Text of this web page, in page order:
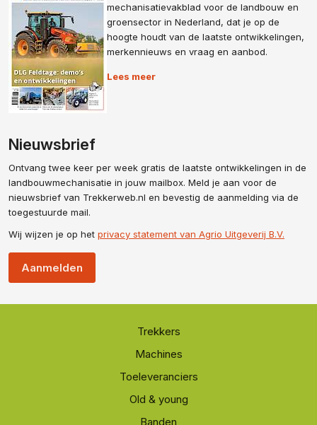
mechanisatievakblad voor de landbouw en
groensector in Nederland, dat je op de
hoogte houdt van de laatste ontwikkelingen,
merkennieuws en vraag en aanbod.
Lees meer
Nieuwsbrief
Ontvang twee keer per week gratis de laatste ontwikkelingen in de
landbouwmechanisatie in jouw mailbox. Meld je aan voor de
nieuwsbrief van Trekkerweb.nl en bevestig de aanmelding via de
toegestuurde mail.
Wij wijzen je op het privacy statement van Agrio Uitgeverij B.V.
Aanmelden
Trekkers
Machines
Toeleveranciers
Old & young
Banden